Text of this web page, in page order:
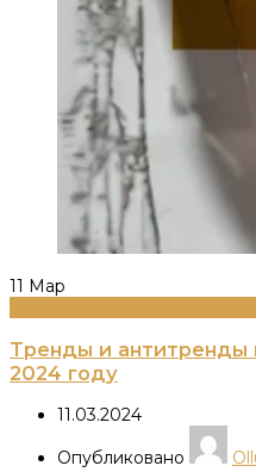
11 Мар
Тренды и антитренды
2024 году
11.03.2024
Опубликовано